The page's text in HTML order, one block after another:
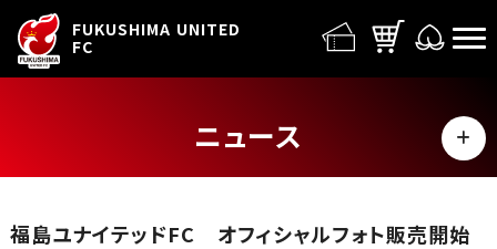
FUKUSHIMA UNITED
FC
ニュース
MENU
福島ユナイテッドFC オフィシャルフォト販売開始